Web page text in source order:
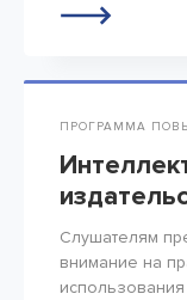
ПРОГРАММА
Слушателям
внимание на
использования